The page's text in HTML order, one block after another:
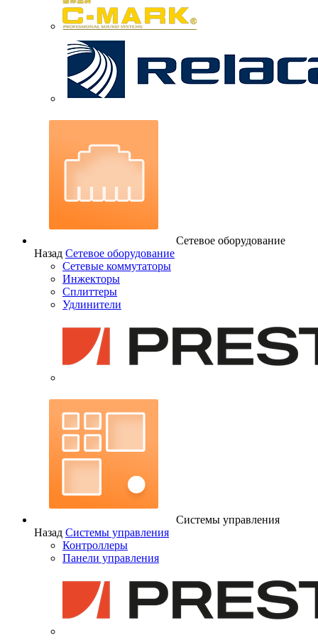
Сетевое оборудование
Назад Сетевое оборудование
Сетевые коммутаторы
Инжекторы
Сплиттеры
Удлинители
Системы управления
Назад Системы управления
Контроллеры
Панели управления